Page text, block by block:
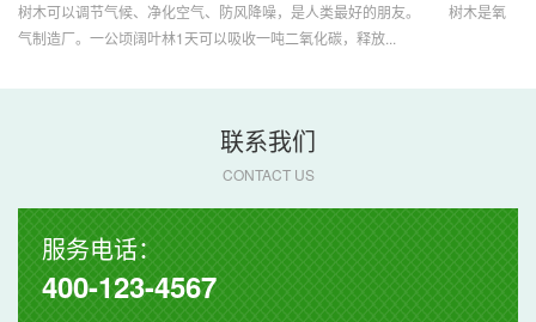
树木可以调节气候、净化空气、防风降噪，是人类最好的朋友。 树木是氧
气制造厂。一公顷阔叶林1天可以吸收一吨二氧化碳，释放...
联系我们
CONTACT US
服务电话：
400-123-4567